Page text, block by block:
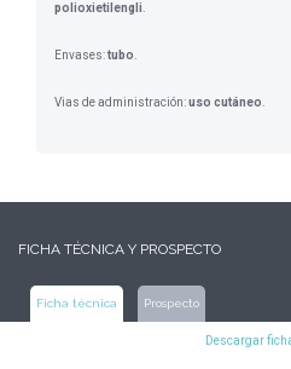
polioxietilengli
Envases:tubo
Vias de administración:uso cutáneo
FICHA TÉCNICA Y PROSPECTO
Ficha técnica Prospecto
Descargar